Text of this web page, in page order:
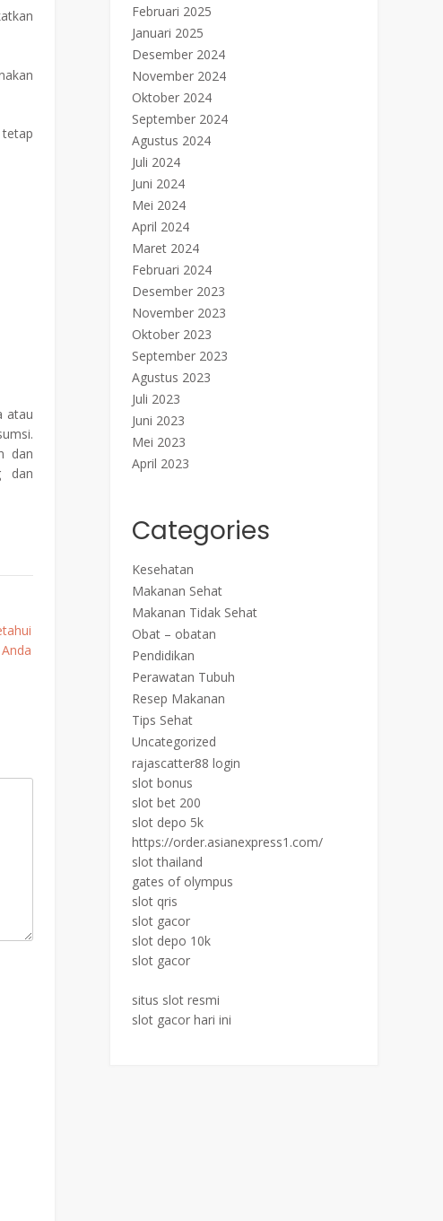
atau
dan
dan
Februari 2025
Januari 2025
Desember 2024
November 2024
Oktober 2024
September 2024
Agustus 2024
Juli 2024
Juni 2024
Mei 2024
April 2024
Maret 2024
Februari 2024
Desember 2023
November 2023
Oktober 2023
September 2023
Agustus 2023
Juli 2023
Juni 2023
Mei 2023
April 2023
Categories
Kesehatan
Makanan Sehat
Makanan Tidak Sehat
Obat – obatan
Pendidikan
Perawatan Tubuh
Resep Makanan
Tips Sehat
Uncategorized
rajascatter88 login
slot bonus
slot bet 200
slot depo 5k
https://order.asianexpress1.com/
slot thailand
gates of olympus
slot qris
slot gacor
slot depo 10k
slot gacor
situs slot resmi
slot gacor hari ini